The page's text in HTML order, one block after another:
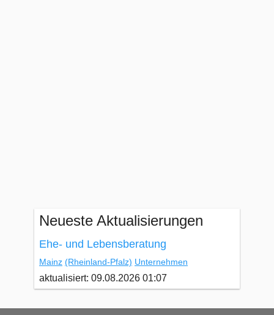
Neueste Aktualisierungen
Ehe- und Lebensberatung
Mainz (Rheinland-Pfalz) Unternehmen
aktualisiert: 09.08.2026 01:07